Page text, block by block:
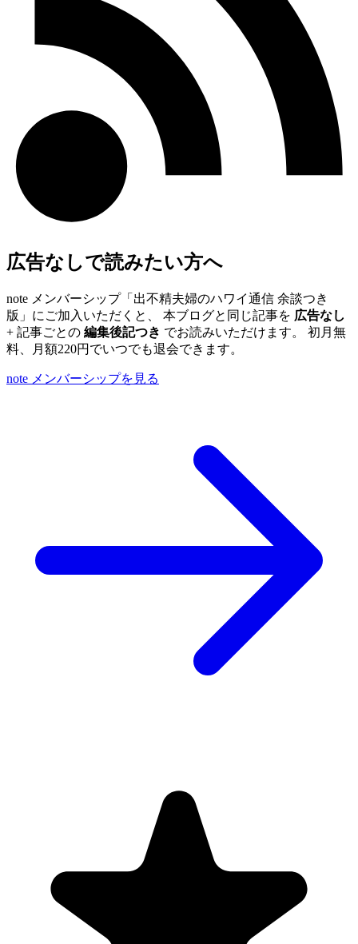
広告なしで読みたい方へ
note メンバーシップ「出不精夫婦のハワイ通信 余談つき
版」にご加入いただくと、 本ブログと同じ記事を 広告なし
+ 記事ごとの 編集後記つき でお読みいただけます。 初月無
料、月額220円でいつでも退会できます。
note メンバーシップを見る